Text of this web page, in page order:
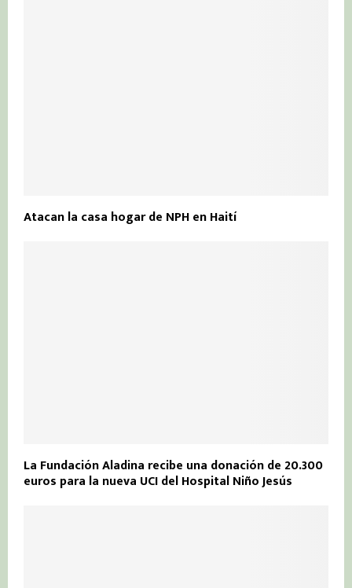
Atacan la casa hogar de NPH en Haití
La Fundación Aladina recibe una donación de 20.300
euros para la nueva UCI del Hospital Niño Jesús